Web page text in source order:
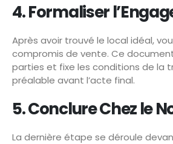
4. Formaliser
Après avoir trouvé le local idéal,
compromis de vente. Ce
parties et fixe les conditions de la
préalable avant l’acte final.
5. Conclure Chez le
La dernière étape se déroule